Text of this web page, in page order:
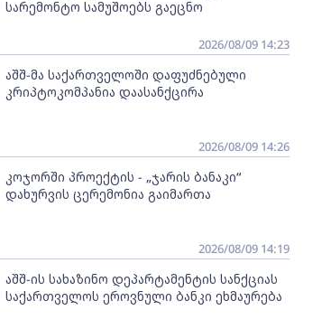
სარემონტო სამუშოებს გაეცნო
2026/08/09 14:23
აშშ-მა საქართველოში დაფუძნებული
კრიპტოკომპანია დაასანქცირა
2026/08/09 14:26
კოჯორში პროექტის - „ჯარის ბანაკი“
დახურვის ცერემონია გაიმართა
2026/08/09 14:19
აშშ-ის სახაზინო დეპარტამენტის სანქციას
საქართველოს ეროვნული ბანკი ეხმაურება